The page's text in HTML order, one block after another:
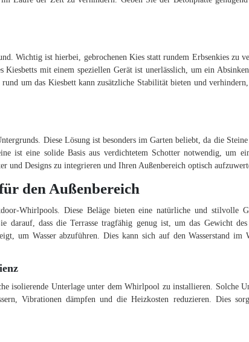
Wichtig ist hierbei, gebrochenen Kies statt rundem Erbsenkies zu
Kiesbetts mit einem speziellen Gerät ist unerlässlich, um ein
um das Kiesbett kann zusätzliche Stabilität bieten und verhindern,
Diese Lösung ist besonders im Garten beliebt, da die
ist eine solide Basis aus verdichtetem Schotter notwendig, um
und Designs zu integrieren und Ihren Außenbereich optisch
den Außenbereich
Whirlpools. Diese Beläge bieten eine natürliche und stilvolle
darauf, dass die Terrasse tragfähig genug ist, um das Gewicht
um Wasser abzuführen. Dies kann sich auf den Wasserstand im
isolierende Unterlage unter dem Whirlpool zu installieren. Solche
Vibrationen dämpfen und die Heizkosten reduzieren. Dies